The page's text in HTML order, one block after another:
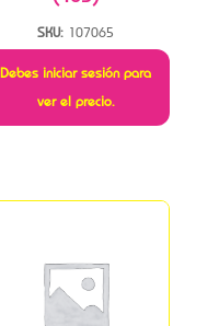
SKU: 107065
Debes iniciar sesión para
ver el precio.